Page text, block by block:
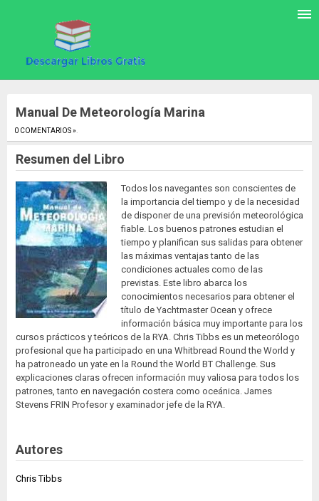
Manual De Meteorología Marina
0 COMENTARIOS ».
Resumen del Libro
Todos los navegantes son conscientes de
la importancia del tiempo y de la necesidad
de disponer de una previsión meteorológica
fiable. Los buenos patrones estudian el
tiempo y planifican sus salidas para obtener
las máximas ventajas tanto de las
condiciones actuales como de las
previstas. Este libro abarca los
conocimientos necesarios para obtener el
título de Yachtmaster Ocean y ofrece
información básica muy importante para los
cursos prácticos y teóricos de la RYA. Chris Tibbs es un meteorólogo
profesional que ha participado en una Whitbread Round the World y
ha patroneado un yate en la Round the World BT Challenge. Sus
explicaciones claras ofrecen información muy valiosa para todos los
patrones, tanto en navegación costera como oceánica. James
Stevens FRIN Profesor y examinador jefe de la RYA.
Autores
Chris Tibbs